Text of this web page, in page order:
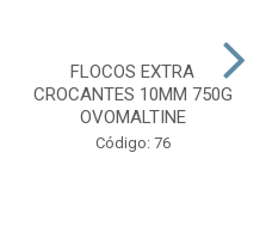
FLOCOS EXTRA
CROCANTES 10MM 750G
OVOMALTINE
Código: 76